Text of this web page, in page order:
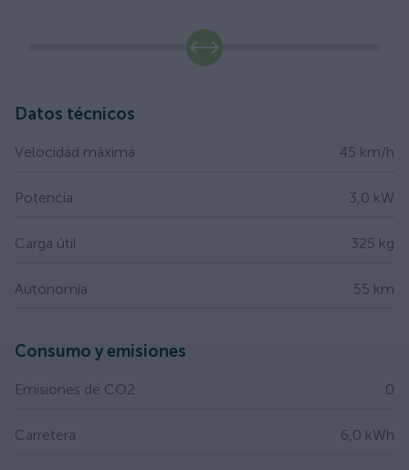
Datos técnicos
Velocidad máxima 45 km/h
Potencia 3,0 kW
Carga útil 325 kg
Autonomía 55 km
Consumo y emisiones
Emisiones de CO2 0
Carretera 6,0 kWh